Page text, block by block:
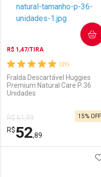
Comprar sem Desconto
Por R$ 27,79/cada
Comprar sem Desconto
Por R$ 27,79/cada
(21)
R$ 1,47/TIRA
Fralda Descartável Huggies
Premium Natural Care P 36
Unidades
R$ 61,99
R$52,89
15% OFF
COMPRAR